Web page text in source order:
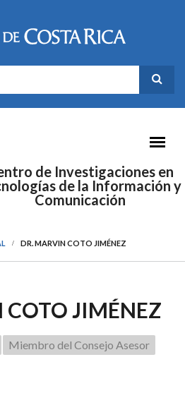
BÚSQUEDA
de Investigaciones en
de la Información y
Comunicación
DR. MARVIN COTO JIMÉNEZ
COTO JIMÉNEZ
Miembro del Consejo Asesor